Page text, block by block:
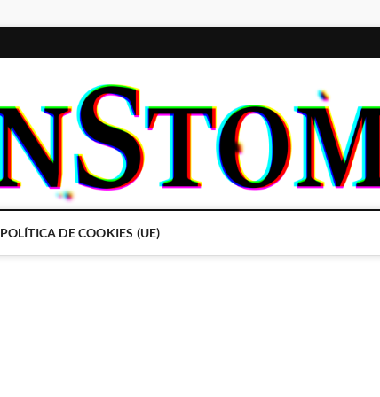
POLÍTICA DE COOKIES (UE)